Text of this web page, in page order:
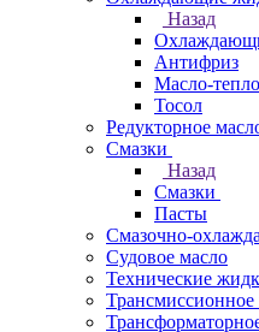
Назад
Антифриз
Масло-
Тосол
Редукторное
Смазки
Назад
Смазки
Пасты
Смазочно-
Судовое масло
Технические
Трансмиссионное